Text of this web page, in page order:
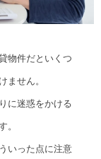
物件だといくつ
ません。
に迷惑をかける
。
いった点に注意